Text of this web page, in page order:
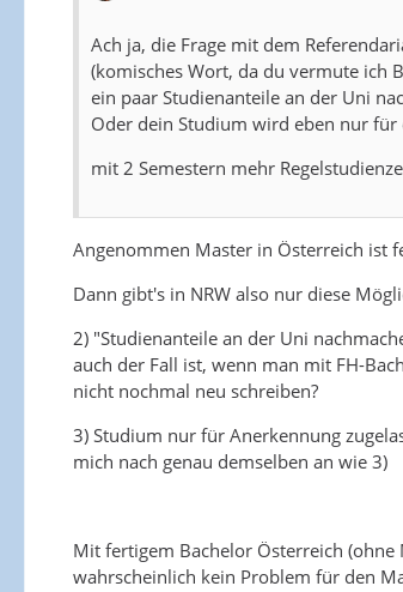
Ach ja, die Frage mit dem
(komisches Wort, da du vermute ich
ein paar Studienanteile an der Uni
Oder dein Studium wird eben nur für
mit 2 Semestern mehr
Angenommen Master in Österreich ist
Dann gibt's in NRW also nur diese
2) "Studienanteile an der Uni
auch der Fall ist, wenn man mit FH-
nicht nochmal neu schreiben?
3) Studium nur für Anerkennung
mich nach genau demselben an wie 3)
Mit fertigem Bachelor Österreich (ohne
wahrscheinlich kein Problem für den